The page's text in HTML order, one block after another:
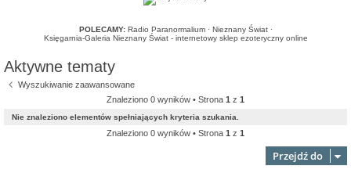
POLECAMY: Radio Paranormalium· Nieznany Świat·
Księgarnia-Galeria Nieznany Świat - internetowy sklep ezoteryczny online
Aktywne tematy
Wyszukiwanie zaawansowane
Znaleziono 0 wyników • Strona 1 z 1
Nie znaleziono elementów spełniających kryteria szukania.
Znaleziono 0 wyników • Strona 1 z 1
Przejdź do